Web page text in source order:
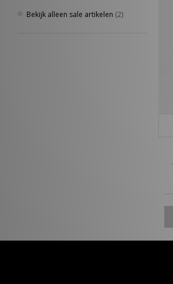
Bekijk alleen sale artikelen (2)